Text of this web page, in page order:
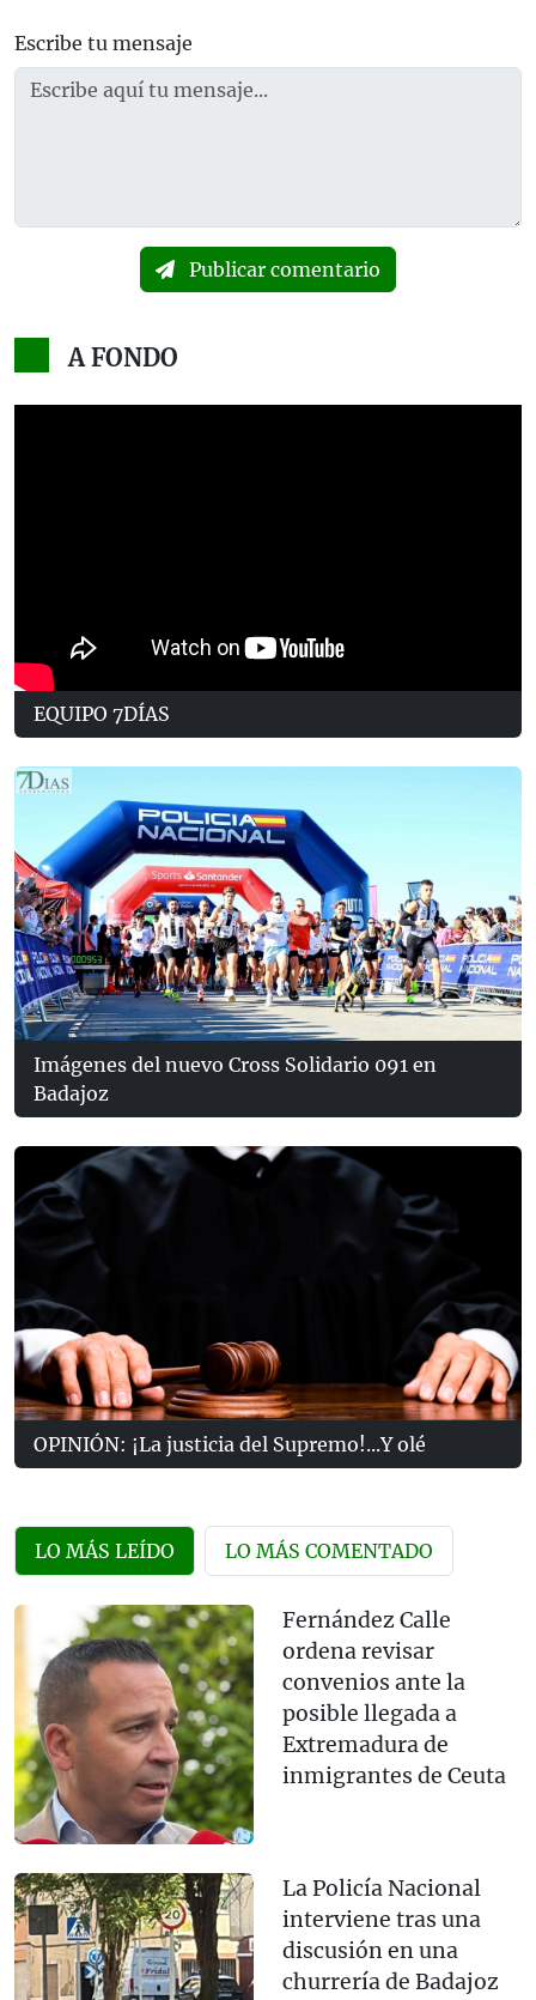
Escribe tu mensaje
Publicar comentario
A FONDO
EQUIPO 7DÍAS
Imágenes del nuevo Cross Solidario 091 en
Badajoz
OPINIÓN: ¡La justicia del Supremo!...Y olé
LO MÁS LEÍDO LO MÁS COMENTADO
Fernández Calle
ordena revisar
convenios ante la
posible llegada a
Extremadura de
inmigrantes de Ceuta
La Policía Nacional
interviene tras una
discusión en una
churrería de Badajoz